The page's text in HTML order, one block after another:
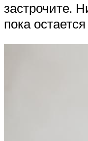
застрочите.
пока